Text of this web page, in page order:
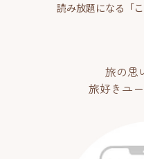
読み放題になる「
旅の思
旅好きユ